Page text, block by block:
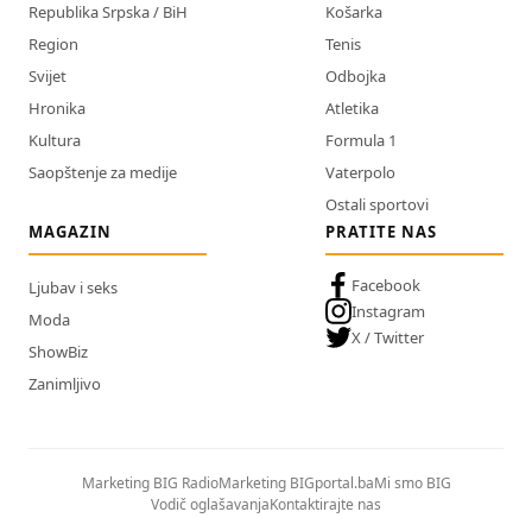
Republika Srpska / BiH
Region
Svijet
Hronika
Kultura
Saopštenje za medije
Košarka
Tenis
Odbojka
Atletika
Formula 1
Vaterpolo
Ostali sportovi
MAGAZIN
Ljubav i seks
Moda
ShowBiz
Zanimljivo
PRATITE NAS
Facebook
Instagram
X / Twitter
Marketing BIG RadioMarketing BIGportal.baMi smo BIG
Vodič oglašavanjaKontaktirajte nas